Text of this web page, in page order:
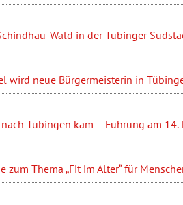
Wald in der Tübinger
wird neue Bürgermeisterin in
Tübingen kam – Führung am 14.
zum Thema „Fit im Alter“ für